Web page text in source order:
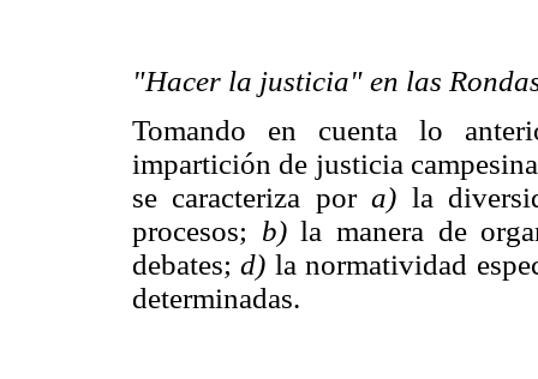
"Hacer la justicia" en las
Tomando en cuenta lo
impartición de justicia
se caracteriza pora) la
procesos; b)la manera de
debates;d) la normatividad
determinadas.